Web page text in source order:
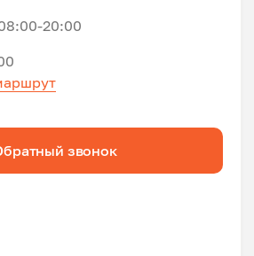
20:00
звонок